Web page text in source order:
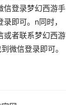
信登录梦幻西游手
即可。n同时，
或者联系梦幻西游
微信登录即可。